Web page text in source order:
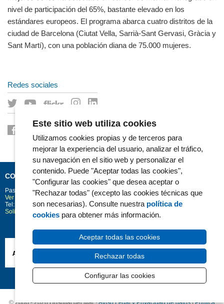
nivel de participación del 65%, bastante elevado en los
estándares europeos. El programa abarca cuatro distritos de la
ciudad de Barcelona (Ciutat Vella, Sarrià-Sant Gervasi, Gràcia y
Sant Martí), con una población diana de 75.000 mujeres.
Redes sociales
CONTACTO
Passeig Marítim 25-29 Barcelona 08003
Ver la situación en Google Maps
Tel: 93 248 30 00 · Fax: 93 248 32 54
Solicitud de información
Este sitio web utiliza cookies
Utilizamos cookies propias y de terceros para
mejorar la experiencia del usuario, analizar el tráfico,
su navegación en el sitio web y personalizar el
contenido. Puede "Aceptar todas las cookies",
"Configurar las cookies" que desea aceptar o
"Rechazar todas" (excepto las cookies técnicas que
son necesarias). Consulte nuestra política de
cookies para obtener más información.
Aceptar todas las cookies
Rechazar todas
Configurar las cookies